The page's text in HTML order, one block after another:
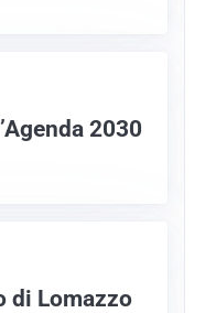
2030
di Lomazzo